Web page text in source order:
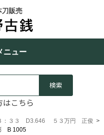
刀販売
ニュー
こちら
：３３ D3.646 ５３万円 正俊 >
B 1005